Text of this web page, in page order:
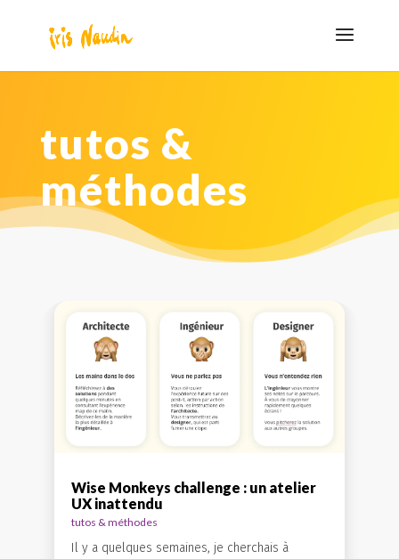
tutos &
méthodes
Wise Monkeys challenge : un atelier
UX inattendu
tutos & méthodes
Il y a quelques semaines, je cherchais à